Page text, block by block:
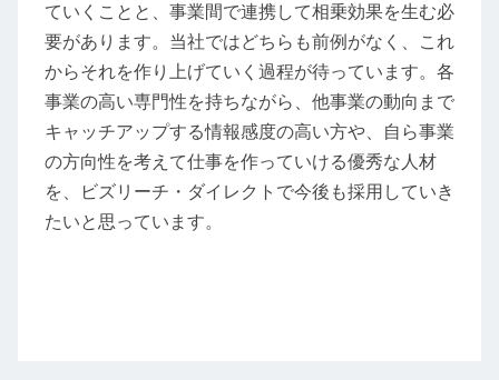
ていくことと、事業間で連携して相乗効果を生む必
要があります。当社ではどちらも前例がなく、これ
からそれを作り上げていく過程が待っています。各
事業の高い専門性を持ちながら、他事業の動向まで
キャッチアップする情報感度の高い方や、自ら事業
の方向性を考えて仕事を作っていける優秀な人材
を、ビズリーチ・ダイレクトで今後も採用していき
たいと思っています。